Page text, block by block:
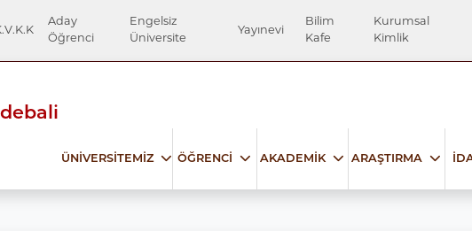
Aday
Öğrenci
Engelsiz
Üniversite
Yayınevi
Bilim
Kafe
Kurumsal
Kimlik
ÜNİVERSİTEMİZ ÖĞRENCİ AKADEMİK ARAŞTIRMA